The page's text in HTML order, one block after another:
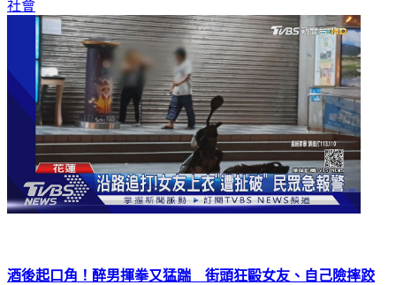
社會
酒後起口角！醉男揮拳又猛踹 街頭狂毆女友、自己險摔跤